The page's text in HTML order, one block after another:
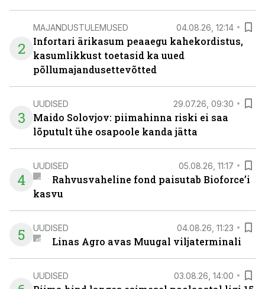
2
MAJANDUSTULEMUSED 04.08.26, 12:14
Infortari ärikasum peaaegu kahekordistus,
kasumlikkust toetasid ka uued
põllumajandusettevõtted
3
UUDISED 29.07.26, 09:30
Maido Solovjov: piimahinna riski ei saa
lõputult ühe osapoole kanda jätta
4
UUDISED 05.08.26, 11:17
Rahvusvaheline fond paisutab Bioforce’i
kasvu
5 UUDISED 04.08.26, 11:23
Linas Agro avas Muugal viljaterminali
UUDISED 03.08.26, 14:00